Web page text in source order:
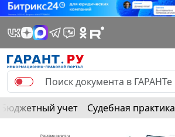
Бюджетный учет Судебная практика